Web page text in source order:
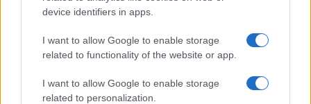
device identifiers in apps.
I want to allow Google to enable storage
related to functionality of the website or app.
I want to allow Google to enable storage
related to personalization.
le discipline che fanno emozionare gli appassionati di
Calcio